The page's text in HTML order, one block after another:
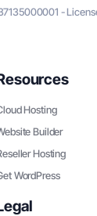
-
Hosting
Builder
Hosting
WordPress